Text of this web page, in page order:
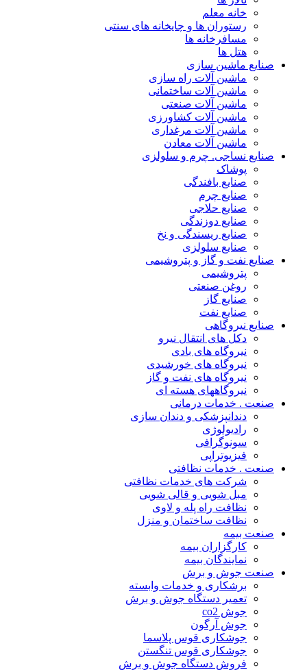
خانه معلم
رستوران ها و چایخانه های سنتی
مسافرخانه ها
هتل ها
صنایع ماشین سازی
ماشین آلات راه سازی
ماشین آلات ساختمانی
ماشین آلات صنعتی
ماشین آلات کشاورزی
ماشین آلات مرغداری
ماشین آلات معادن
صنایع نساجی. چرم و سلولزی
پوشاک
صنایع بافندگی
صنایع چرم
صنایع حلاجی
صنایع دوزندگی
صنایع ریسندگی و نخ
صنایع سلولزی
صنایع نفت و گاز و پتروشیمی
پتروشیمی
روغن صنعتی
صنایع گاز
صنایع نفت
صنایع نیروگاهی
دکل های انتقال نیرو
نیروگاه های بادی
نیروگاه های خورشیدی
نیروگاه های نفت و گاز
نیروگاههای هسته ای
صنعت . خدمات درمانی
دندانپزشکی و دندان سازی
رادیولوژی
سونوگرافی
فیزیوتراپی
صنعت . خدمات نظافتی
شرکت های خدمات نظافتی
مبل شویی و قالی شویی
نظافت راه پله و لاوی
نظافت ساختمان و منزل
صنعت بیمه
کارگزاران بیمه
نمایندگان بیمه
صنعت جوش و برش
برشکاری و خدمات وابسته
تعمیر دستگاه جوش و برش
جوش co2
جوش آرگون
جوشکاری قوس پلاسما
جوشکاری قوس تنگستن
فروش دستگاه جوش و برش